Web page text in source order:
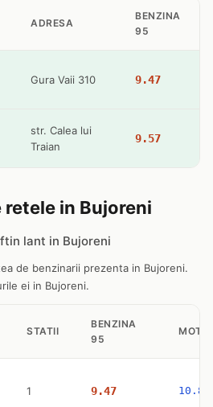
ADRESA
BENZINA
95
Gura Vaii 310 9.47
str. Calea lui
Traian
9.57
in Bujoreni
lant in Bujoreni
de benzinarii prezenta in Bujoreni.
ei in Bujoreni.
STATII
BENZINA
95
1 9.47 10.83